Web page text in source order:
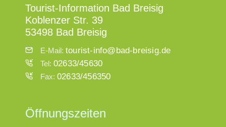
Tourist-Information Bad Breisig
Koblenzer Str. 39
53498 Bad Breisig
E-Mail: tourist-info@bad-breisig.de
Tel: 02633/45630
Fax: 02633/456350
Öffnungszeiten